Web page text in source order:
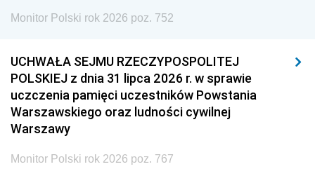
Monitor Polski rok 2026 poz. 752
UCHWAŁA SEJMU RZECZYPOSPOLITEJ
POLSKIEJ z dnia 31 lipca 2026 r. w sprawie
uczczenia pamięci uczestników Powstania
Warszawskiego oraz ludności cywilnej
Warszawy
Monitor Polski rok 2026 poz. 767